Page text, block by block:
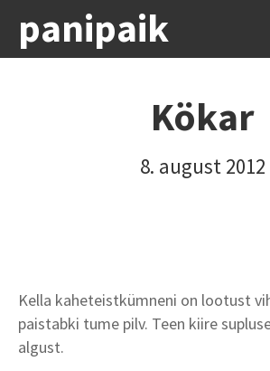
panipaik
Kökar
8. august 2012
Kella kaheteistkümneni on lootust
paistabki tume pilv. Teen kiire
algust.